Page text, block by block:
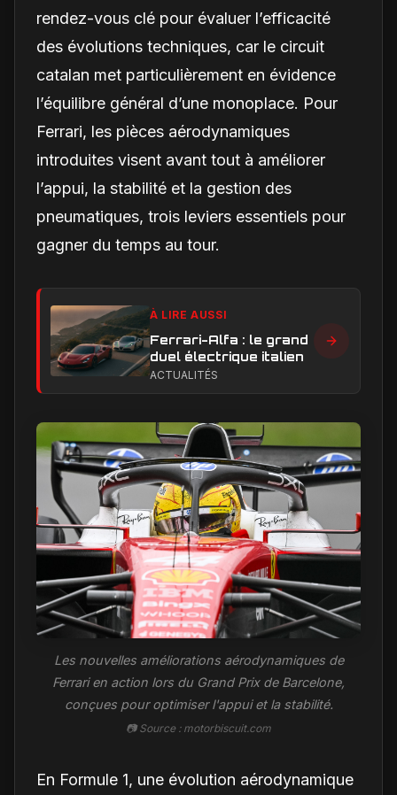
rendez-vous clé pour évaluer l’efficacité
des évolutions techniques, car le circuit
catalan met particulièrement en évidence
l’équilibre général d’une monoplace. Pour
Ferrari, les pièces aérodynamiques
introduites visent avant tout à améliorer
l’appui, la stabilité et la gestion des
pneumatiques, trois leviers essentiels pour
gagner du temps au tour.
À LIRE AUSSI
Ferrari-Alfa : le grand
duel électrique italien
ACTUALITÉS
Les nouvelles améliorations aérodynamiques de
Ferrari en action lors du Grand Prix de Barcelone,
conçues pour optimiser l'appui et la stabilité.
📷 Source : motorbiscuit.com
En Formule 1, une évolution aérodynamique